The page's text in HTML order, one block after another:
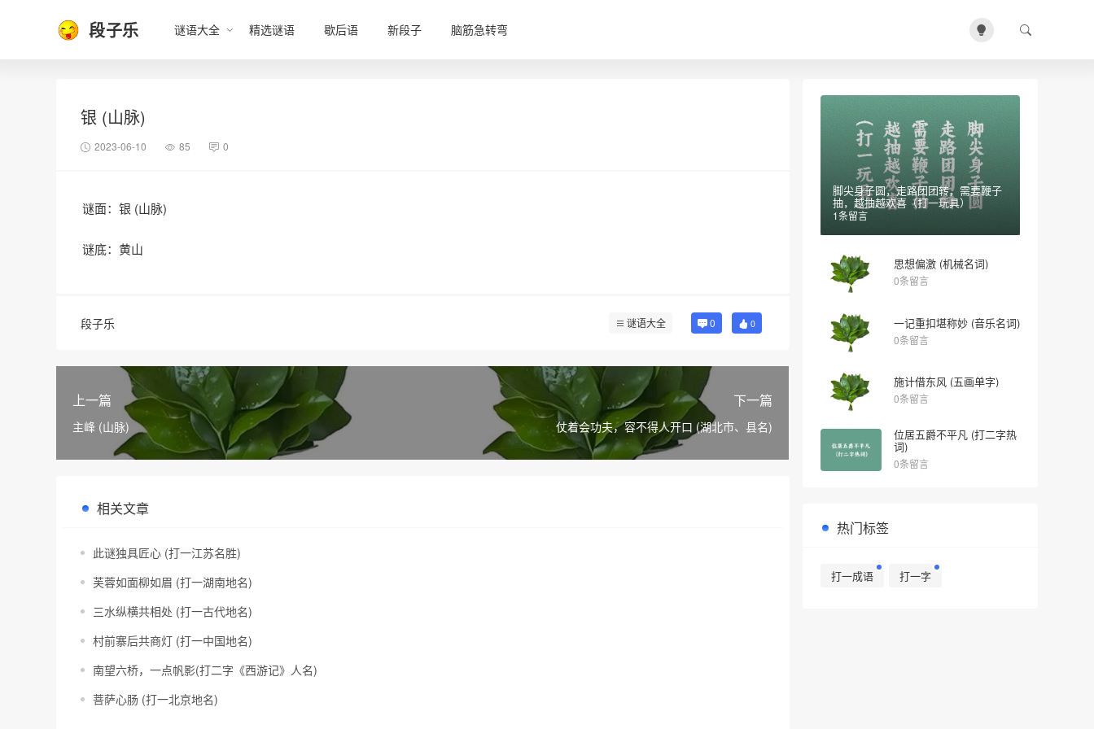
段子乐 谜语大全 精选谜语 歇后语 新段子 脑筋急转弯
银 (山脉)
2023-06-10 85 0
谜面：银 (山脉)
谜底：黄山
段子乐 谜语大全 0 0
上一篇
主峰 (山脉)
下一篇
仗着会功夫，容不得人开口 (湖北市、县名)
相关文章
此谜独具匠心 (打一江苏名胜)
芙蓉如面柳如眉 (打一湖南地名)
三水纵横共相处 (打一古代地名)
村前寨后共商灯 (打一中国地名)
南望六桥，一点帆影(打二字《西游记》人名)
菩萨心肠 (打一北京地名)
脚尖身子圆，走路团团转，需要鞭子
抽，越抽越欢喜（打一玩具）
1条留言
思想偏激 (机械名词)
0条留言
一记重扣堪称妙 (音乐名词)
0条留言
施计借东风 (五画单字)
0条留言
位居五爵不平凡 (打二字热
词)
0条留言
热门标签
打一成语 打一字